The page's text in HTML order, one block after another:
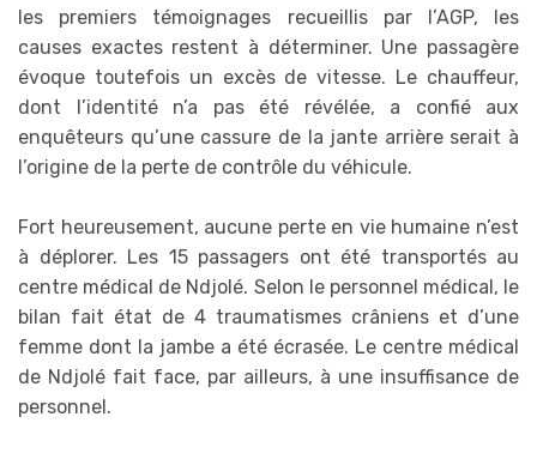
les premiers témoignages recueillis par l’AGP, les
causes exactes restent à déterminer. Une passagère
évoque toutefois un excès de vitesse. Le chauffeur,
dont l’identité n’a pas été révélée, a confié aux
enquêteurs qu’une cassure de la jante arrière serait à
l’origine de la perte de contrôle du véhicule.
Fort heureusement, aucune perte en vie humaine n’est
à déplorer. Les 15 passagers ont été transportés au
centre médical de Ndjolé. Selon le personnel médical, le
bilan fait état de 4 traumatismes crâniens et d’une
femme dont la jambe a été écrasée. Le centre médical
de Ndjolé fait face, par ailleurs, à une insuffisance de
personnel.